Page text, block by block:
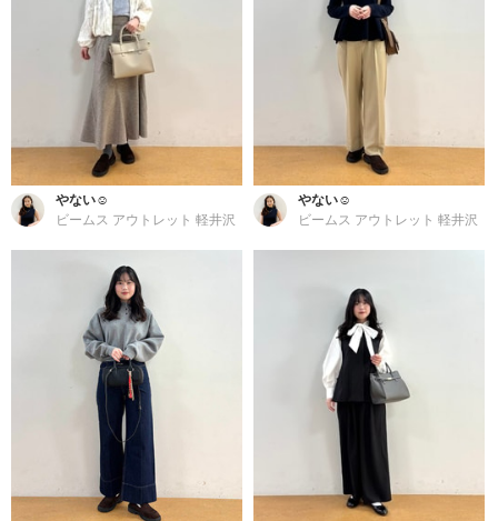
やない☺︎
ビームス アウトレット 軽井沢
やない☺︎
ビームス アウトレット 軽井沢